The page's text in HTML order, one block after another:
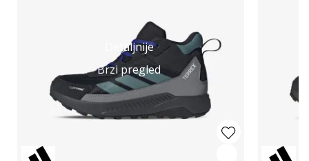
Detaljnije
Brzi pregled